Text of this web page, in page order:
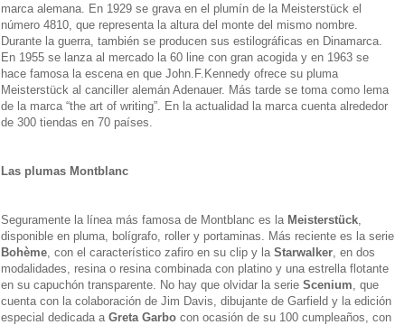
marca alemana. En 1929 se grava en el plumín de la Meisterstück el
número 4810, que representa la altura del monte del mismo nombre.
Durante la guerra, también se producen sus estilográficas en Dinamarca.
En 1955 se lanza al mercado la 60 line con gran acogida y en 1963 se
hace famosa la escena en que John.F.Kennedy ofrece su pluma
Meisterstück al canciller alemán Adenauer. Más tarde se toma como lema
de la marca “the art of writing”. En la actualidad la marca cuenta alrededor
de 300 tiendas en 70 países.
Las plumas Montblanc
Seguramente la línea más famosa de Montblanc es la Meisterstück
disponible en pluma, bolígrafo, roller y portaminas. Más reciente es la serie
Bohème , con el característico zafiro en su clip y la Starwalker , en dos
modalidades, resina o resina combinada con platino y una estrella flotante
en su capuchón transparente. No hay que olvidar la serie Scenium , que
cuenta con la colaboración de Jim Davis, dibujante de Garfield y la edición
especial dedicada a Greta Garbo con ocasión de su 100 cumpleaños, con